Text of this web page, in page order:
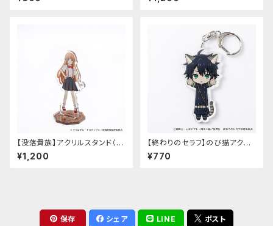
ド（マリー）
【没落貴族】アクリルスタンド（少
女ラードーン）
¥1,200
【終わりのセラフ】のび猫アクリ
ルキーホルダー（百夜優一郎）
¥770
保存 シェア LINE ポスト